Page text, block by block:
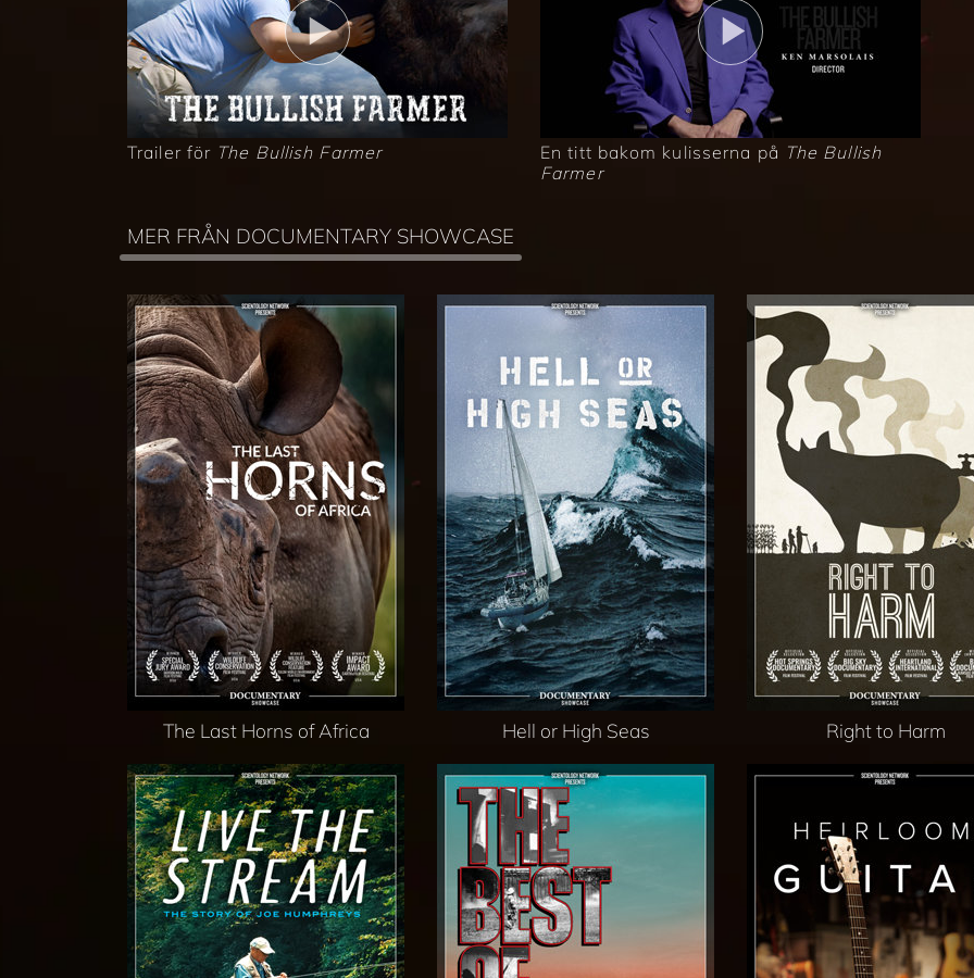
Trailer för The Bullish Farmer En titt bakom kulisserna på The Bullish
Farmer
MER FRÅN DOCUMENTARY SHOWCASE
The Last Horns of Africa Hell or High Seas Right to Harm